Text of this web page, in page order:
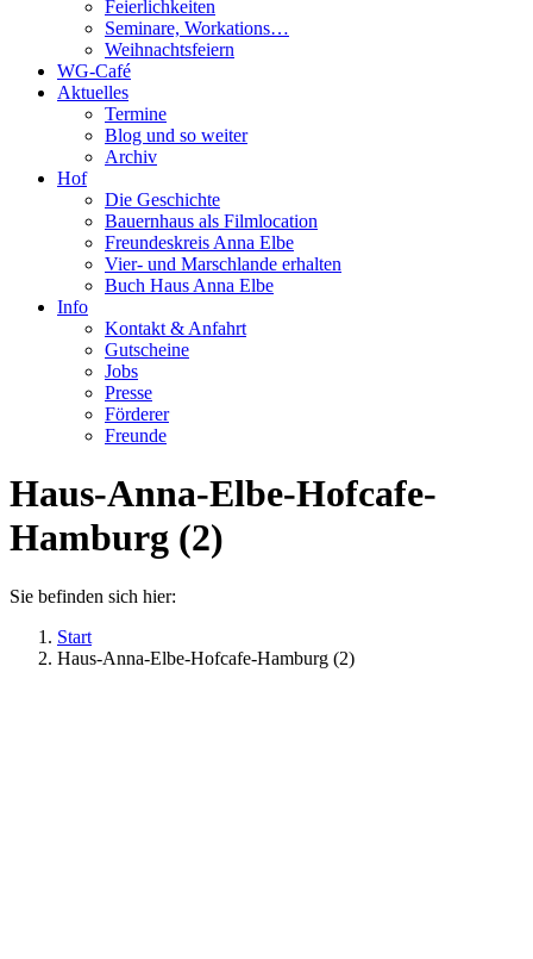
Feierlichkeiten
Seminare, Workations…
Weihnachtsfeiern
WG-Café
Aktuelles
Termine
Blog und so weiter
Archiv
Hof
Die Geschichte
Bauernhaus als Filmlocation
Freundeskreis Anna Elbe
Vier- und Marschlande erhalten
Buch Haus Anna Elbe
Info
Kontakt & Anfahrt
Gutscheine
Jobs
Presse
Förderer
Freunde
Haus-Anna-Elbe-Hofcafe-
Hamburg (2)
Sie befinden sich hier:
Start
Haus-Anna-Elbe-Hofcafe-Hamburg (2)